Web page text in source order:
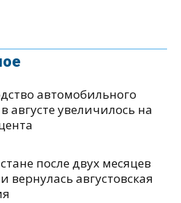
автомобильного
августе увеличилось на
после двух месяцев
вернулась августовская